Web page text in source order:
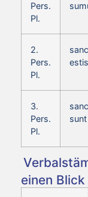
Pers.
Pl.
2.
Pers.
Pl.
estis
3.
Pers.
Pl.
sunt
einen Blick